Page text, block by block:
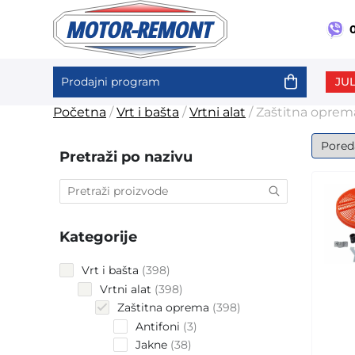
Prodajni program
Početna /Vrt i bašta /Vrtni alat / Zaštitna
Pretraži po nazivu
Kategorije
Vrt i bašta 398398
products
Vrtni alat 398398
products
Zaštitna oprema 398398
Antifoni 33
Jakne 3838